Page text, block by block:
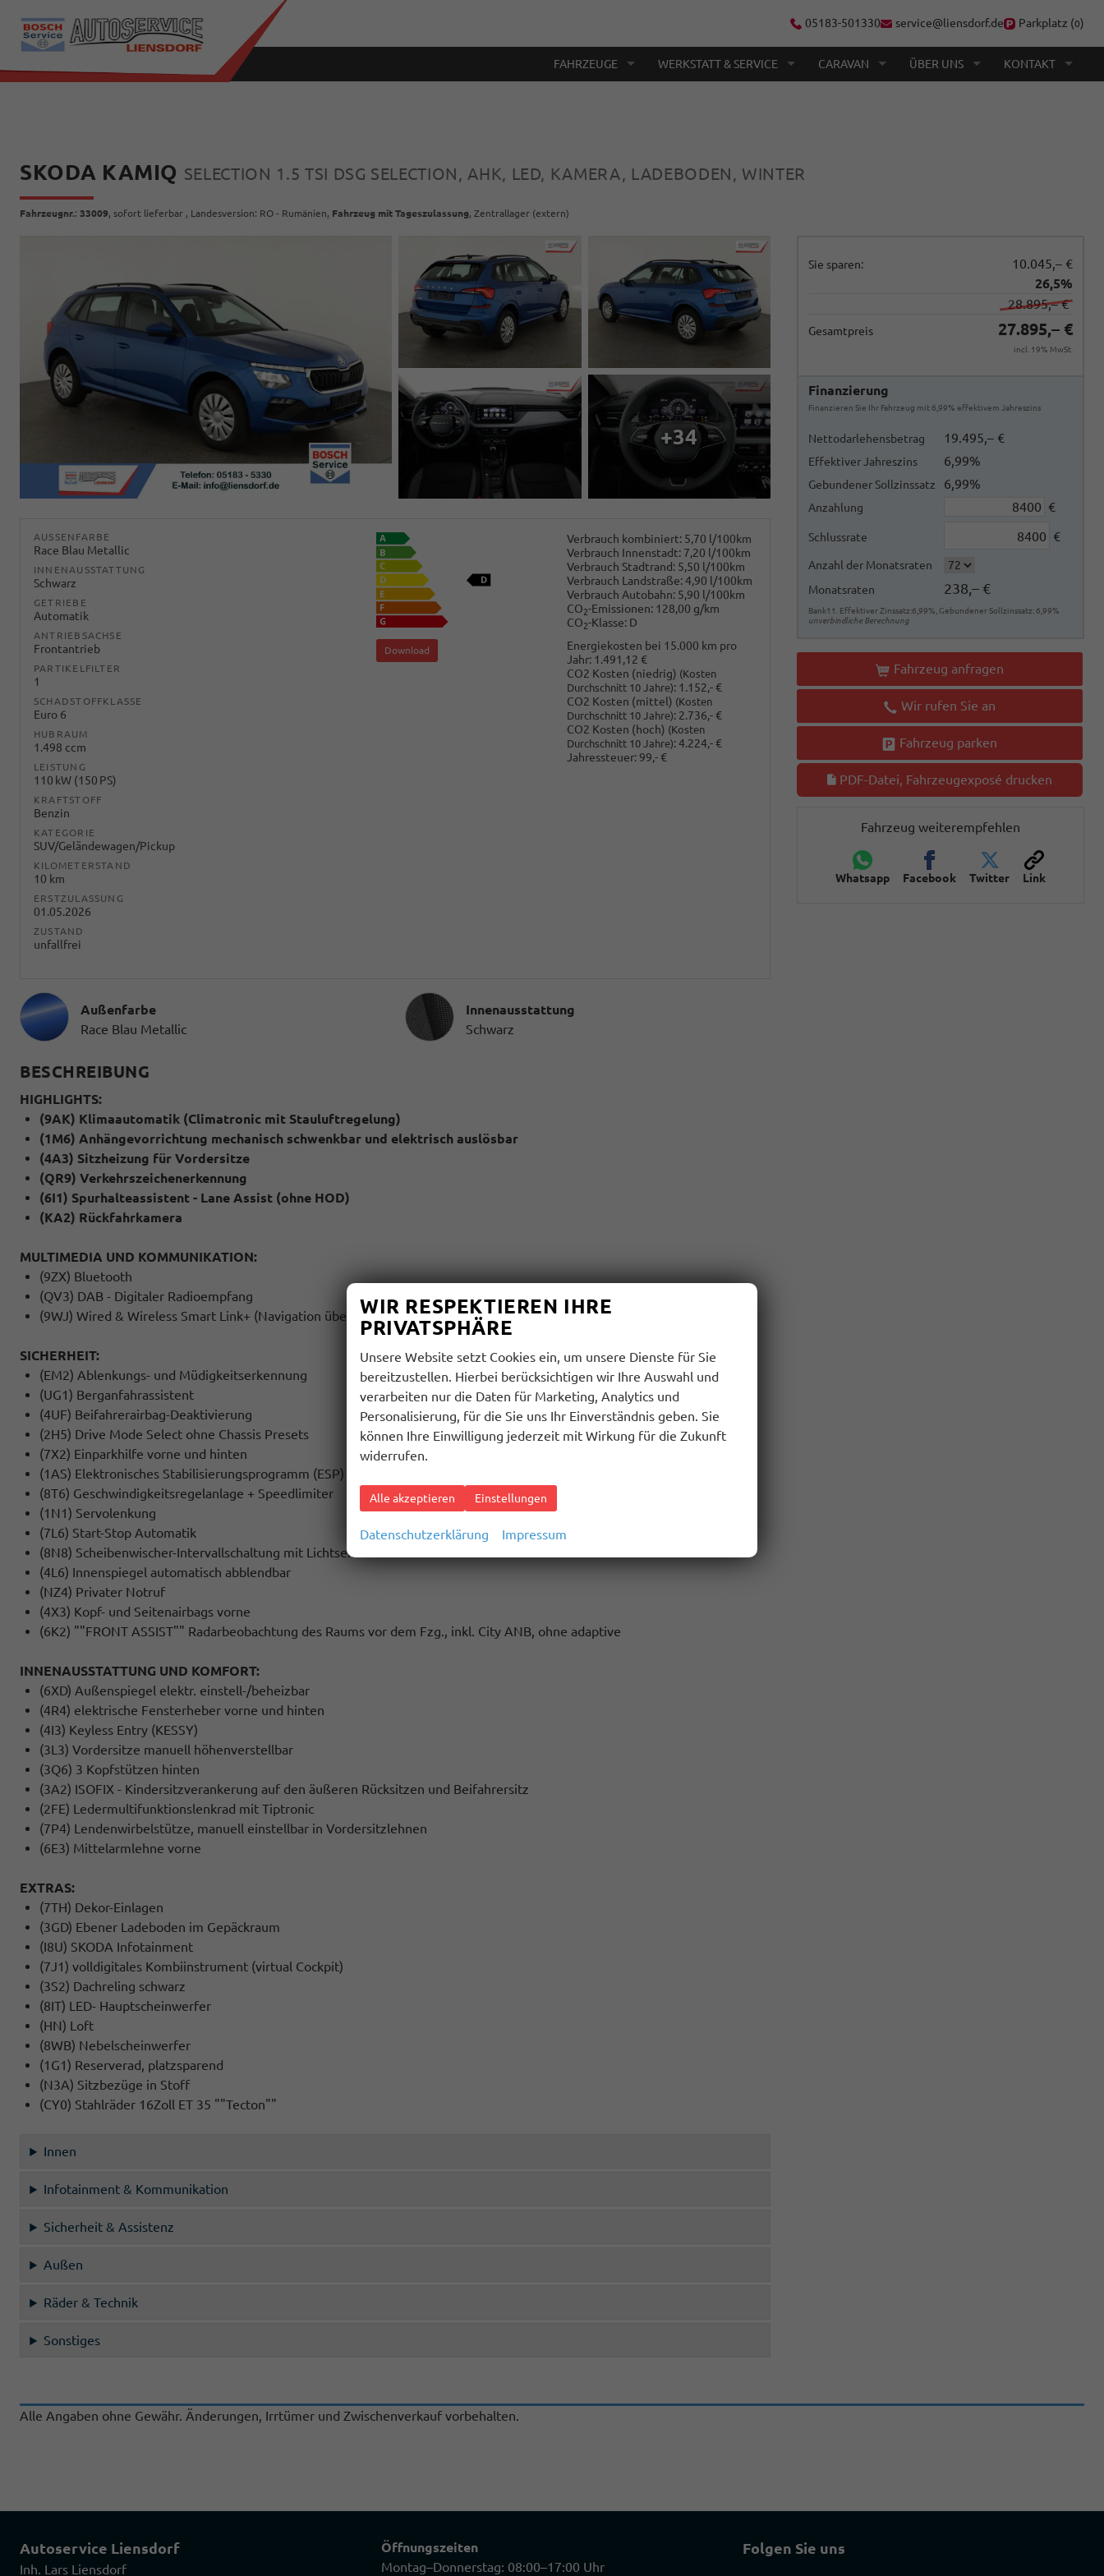
05183-501330 service@liensdorf.de Parkplatz (0)
FAHRZEUGE WERKSTATT & SERVICE CARAVAN ÜBER UNS KONTAKT
SKODA KAMIQ SELECTION 1.5 TSI DSG SELECTION, AHK, LED, KAMERA, LADEBODEN, WINTER
Fahrzeugnr.: 33009, sofort lieferbar , Landesversion: RO - Rumänien, Fahrzeug mit Tageszulassung, Zentrallager (extern)
Sie sparen:
10.045,– €
26,5%
28.895,– €
Gesamtpreis 27.895,– €
incl. 19% MwSt.
Finanzierung
Finanzieren Sie Ihr Fahrzeug mit 6,99% effektivem Jahreszins
Nettodarlehensbetrag 19.495,– €
Effektiver Jahreszins 6,99%
Gebundener Sollzinssatz 6,99%
Anzahlung €
Schlussrate €
Anzahl der Monatsraten
Monatsraten
238,– €
Bank11. Effektiver Zinssatz:6,99%, Gebundener Sollzinssatz: 6,99%
unverbindliche Berechnung
Fahrzeug anfragen
Wir rufen Sie an
Fahrzeug parken
PDF-Datei, Fahrzeugexposé drucken
Fahrzeug weiterempfehlen
Whatsapp Facebook Twitter Link
+34
AUSSENFARBE
Race Blau Metallic
INNENAUSSTATTUNG
Schwarz
GETRIEBE
Automatik
ANTRIEBSACHSE
Frontantrieb
PARTIKELFILTER
1
SCHADSTOFFKLASSE
Euro 6
HUBRAUM
1.498 ccm
LEISTUNG
110 kW (150 PS)
KRAFTSTOFF
Benzin
KATEGORIE
SUV/Geländewagen/Pickup
KILOMETERSTAND
10 km
ERSTZULASSUNG
01.05.2026
ZUSTAND
unfallfrei
Verbrauch kombiniert: 5,70 l/100km
Verbrauch Innenstadt: 7,20 l/100km
Verbrauch Stadtrand: 5,50 l/100km
Verbrauch Landstraße: 4,90 l/100km
Verbrauch Autobahn: 5,90 l/100km
CO2-Emissionen: 128,00 g/km
CO2-Klasse: D
Download
Energiekosten bei 15.000 km pro
Jahr: 1.491,12 €
CO2 Kosten (niedrig) (Kosten
Durchschnitt 10 Jahre): 1.152,- €
CO2 Kosten (mittel) (Kosten
Durchschnitt 10 Jahre): 2.736,- €
CO2 Kosten (hoch) (Kosten
Durchschnitt 10 Jahre): 4.224,- €
Jahressteuer: 99,- €
Außenfarbe
Race Blau Metallic
InnenausstattungInnenausstattung
Schwarz
BESCHREIBUNG
HIGHLIGHTS:
(9AK) Klimaautomatik (Climatronic mit Stauluftregelung)
(1M6) Anhängevorrichtung mechanisch schwenkbar und elektrisch auslösbar
(4A3) Sitzheizung für Vordersitze
(QR9) Verkehrszeichenerkennung
(6I1) Spurhalteassistent - Lane Assist (ohne HOD)
(KA2) Rückfahrkamera
MULTIMEDIA UND KOMMUNIKATION:
(9ZX) Bluetooth
(QV3) DAB - Digitaler Radioempfang
(9WJ) Wired & Wireless Smart Link+ (Navigation über App Connect möglich (kompatibles Smartphone erforderlich))
SICHERHEIT:
(EM2) Ablenkungs- und Müdigkeitserkennung
(UG1) Berganfahrassistent
(4UF) Beifahrerairbag-Deaktivierung
(2H5) Drive Mode Select ohne Chassis Presets
(7X2) Einparkhilfe vorne und hinten
(1AS) Elektronisches Stabilisierungsprogramm (ESP)
(8T6) Geschwindigkeitsregelanlage + Speedlimiter
(1N1) Servolenkung
(7L6) Start-Stop Automatik
(8N8) Scheibenwischer-Intervallschaltung mit Lichtsensor
(4L6) Innenspiegel automatisch abblendbar
(NZ4) Privater Notruf
(4X3) Kopf- und Seitenairbags vorne
(6K2) ""FRONT ASSIST"" Radarbeobachtung des Raums vor dem Fzg., inkl. City ANB, ohne adaptive
INNENAUSSTATTUNG UND KOMFORT:
(6XD) Außenspiegel elektr. einstell-/beheizbar
(4R4) elektrische Fensterheber vorne und hinten
(4I3) Keyless Entry (KESSY)
(3L3) Vordersitze manuell höhenverstellbar
(3Q6) 3 Kopfstützen hinten
(3A2) ISOFIX - Kindersitzverankerung auf den äußeren Rücksitzen und Beifahrersitz
(2FE) Ledermultifunktionslenkrad mit Tiptronic
(7P4) Lendenwirbelstütze, manuell einstellbar in Vordersitzlehnen
(6E3) Mittelarmlehne vorne
EXTRAS:
(7TH) Dekor-Einlagen
(3GD) Ebener Ladeboden im Gepäckraum
(I8U) SKODA Infotainment
(7J1) volldigitales Kombiinstrument (virtual Cockpit)
(3S2) Dachreling schwarz
(8IT) LED- Hauptscheinwerfer
(HN) Loft
(8WB) Nebelscheinwerfer
(1G1) Reserverad, platzsparend
(N3A) Sitzbezüge in Stoff
(CY0) Stahlräder 16Zoll ET 35 ""Tecton""
Innen
Infotainment & Kommunikation
Sicherheit & Assistenz
Außen
Räder & Technik
Sonstiges
Alle Angaben ohne Gewähr. Änderungen, Irrtümer und Zwischenverkauf vorbehalten.
Autoservice Liensdorf
Inh. Lars Liensdorf
Öffnungszeiten
Montag–Donnerstag: 08:00–17:00 Uhr
Folgen Sie uns
WIR RESPEKTIEREN IHRE
PRIVATSPHÄRE
Unsere Website setzt Cookies ein, um unsere Dienste für Sie
bereitzustellen. Hierbei berücksichtigen wir Ihre Auswahl und
verarbeiten nur die Daten für Marketing, Analytics und
Personalisierung, für die Sie uns Ihr Einverständnis geben. Sie
können Ihre Einwilligung jederzeit mit Wirkung für die Zukunft
widerrufen.
Alle akzeptieren Einstellungen
Datenschutzerklärung Impressum